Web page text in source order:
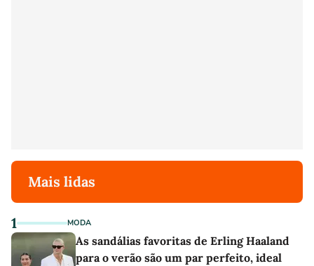
Mais lidas
1 MODA
As sandálias favoritas de Erling Haaland
para o verão são um par perfeito, ideal